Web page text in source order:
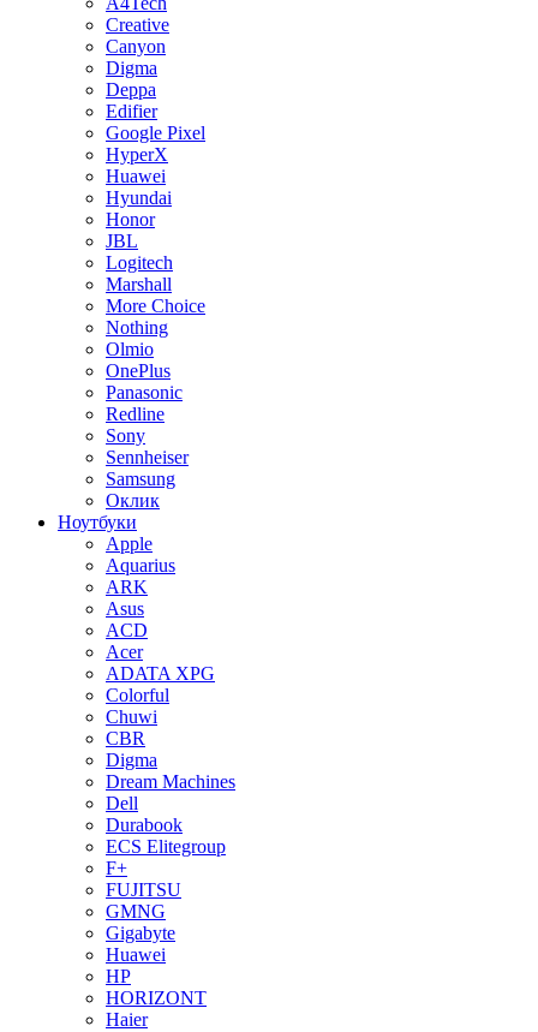
Creative
Canyon
Digma
Deppa
Edifier
Google Pixel
HyperX
Huawei
Hyundai
Honor
JBL
Logitech
Marshall
More Choice
Nothing
Olmio
OnePlus
Panasonic
Redline
Sony
Sennheiser
Samsung
Оклик
Ноутбуки
Apple
Aquarius
ARK
Asus
ACD
Acer
ADATA XPG
Colorful
Chuwi
CBR
Digma
Dream Machines
Dell
Durabook
ECS Elitegroup
F+
FUJITSU
GMNG
Gigabyte
Huawei
HP
HORIZONT
Haier